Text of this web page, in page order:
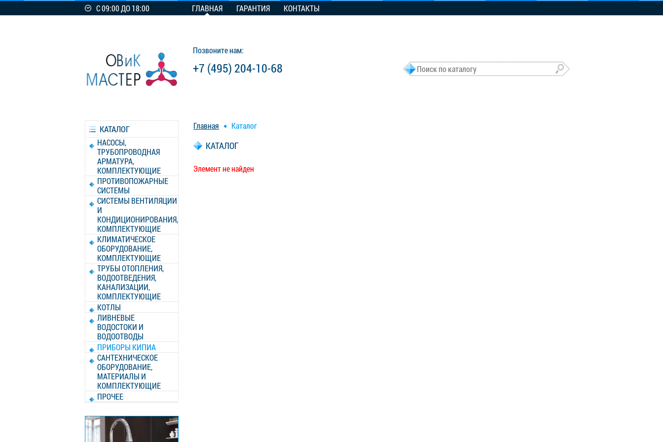
С 09:00 ДО 18:00 ГЛАВНАЯ ГАРАНТИЯ КОНТАКТЫ
Позвоните нам:
+7 (495) 204-10-68
КАТАЛОГ
НАСОСЫ,
ТРУБОПРОВОДНАЯ
АРМАТУРА,
КОМПЛЕКТУЮЩИЕ
ПРОТИВОПОЖАРНЫЕ
СИСТЕМЫ
СИСТЕМЫ ВЕНТИЛЯЦИИ
И
КОНДИЦИОНИРОВАНИЯ,
КОМПЛЕКТУЮЩИЕ
КЛИМАТИЧЕСКОЕ
ОБОРУДОВАНИЕ,
КОМПЛЕКТУЮЩИЕ
ТРУБЫ ОТОПЛЕНИЯ,
ВОДООТВЕДЕНИЯ,
КАНАЛИЗАЦИИ,
КОМПЛЕКТУЮЩИЕ
КОТЛЫ
ЛИВНЕВЫЕ
ВОДОСТОКИ И
ВОДООТВОДЫ
ПРИБОРЫ КИПИА
САНТЕХНИЧЕСКОЕ
ОБОРУДОВАНИЕ,
МАТЕРИАЛЫ И
КОМПЛЕКТУЮЩИЕ
ПРОЧЕЕ
Главная Каталог
КАТАЛОГ
Элемент не найден